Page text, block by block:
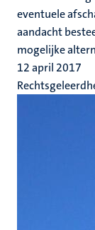
eventuele
aandacht
mogelijke
12 april 2017